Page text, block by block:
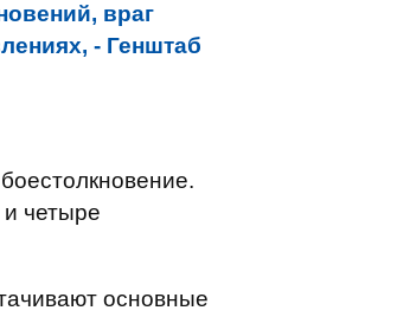
враг
- Генштаб
четыре
основные